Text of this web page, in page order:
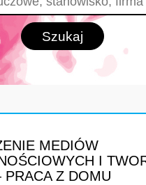
MEDIÓW
I
Z DOMU